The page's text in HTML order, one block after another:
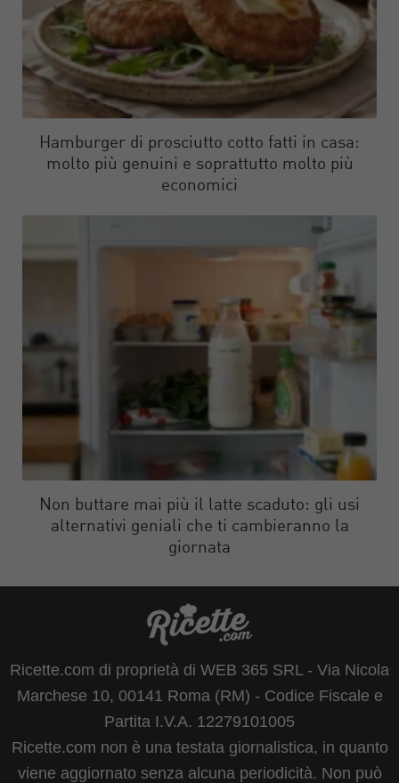
Hamburger di prosciutto cotto fatti in casa:
molto più genuini e soprattutto molto più
economici
Non buttare mai più il latte scaduto: gli usi
alternativi geniali che ti cambieranno la
giornata
Ricette.com di proprietà di WEB 365 SRL - Via Nicola
Marchese 10, 00141 Roma (RM) - Codice Fiscale e
Partita I.V.A. 12279101005
Ricette.com non è una testata giornalistica, in quanto
viene aggiornato senza alcuna periodicità. Non può